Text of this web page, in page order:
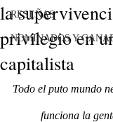
RESEÑAS
NOMINADOS Y
la
privilegio en
capitalista
Todo el puto mundo
funciona la